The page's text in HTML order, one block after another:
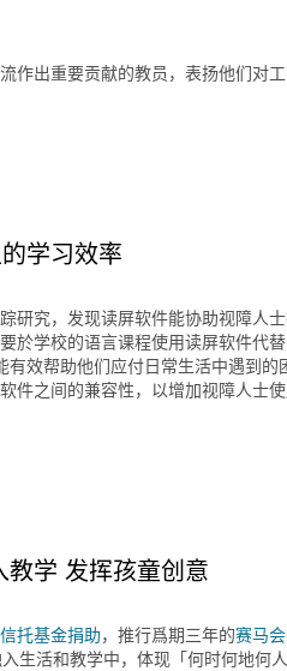
作出重要贡献的教员，表扬他们对
学习效率
研究，发现读屏软件能协助视障人
於学校的语言课程使用读屏软件代
效帮助他们应付日常生活中遇到
件之间的兼容性，以增加视障人士
学 发挥孩童创意
托基金捐助，推行爲期三年的赛马
活和教学中，体现「何时何地何